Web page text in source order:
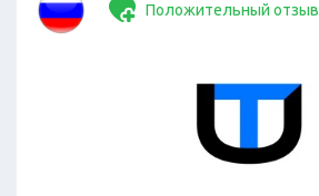
Положительный отзыв